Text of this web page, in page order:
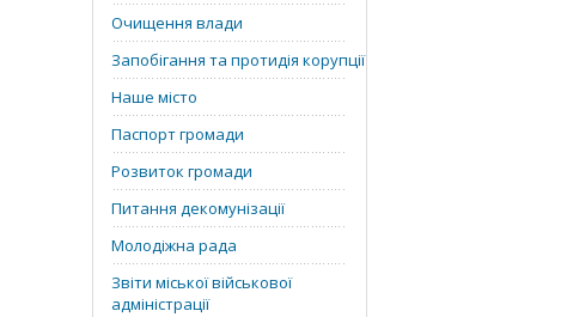
Очищення влади
Запобігання та протидія корупції
Наше місто
Паспорт громади
Розвиток громади
Питання декомунізації
Молодіжна рада
Звіти міської військової
адміністрації